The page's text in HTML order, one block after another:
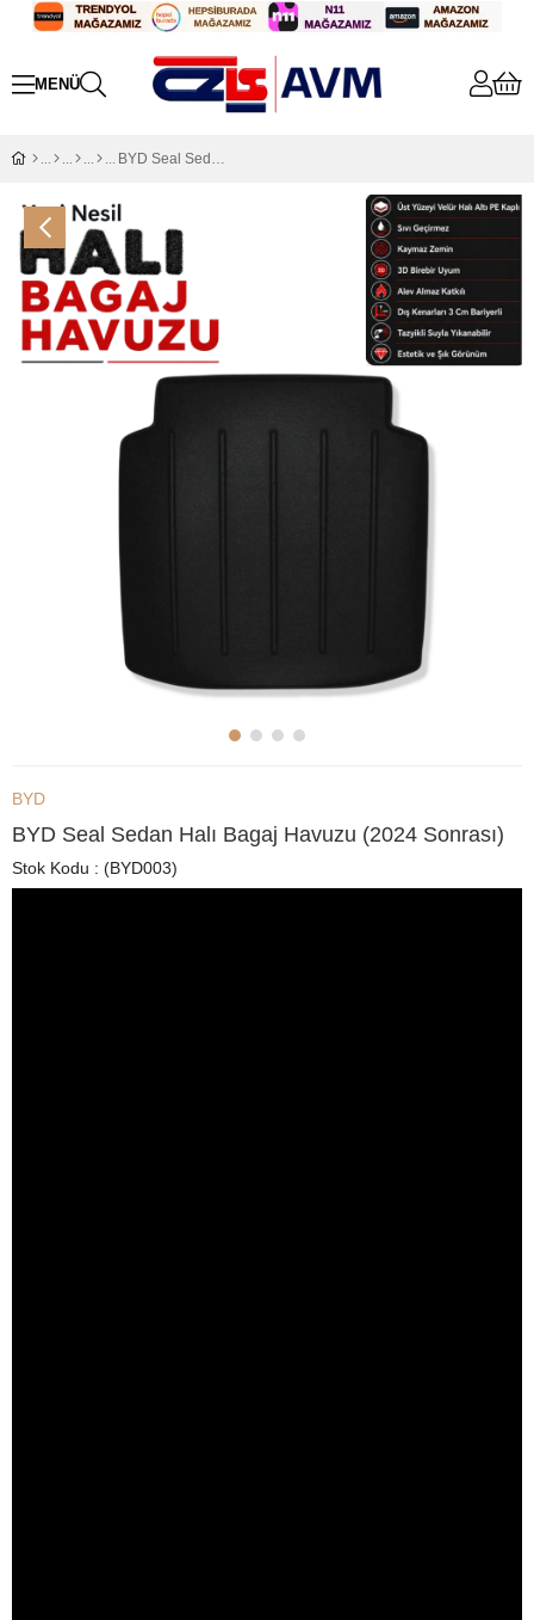
BYD Seal Sedan Halı Bagaj Havuzu (2024 Sonrası)
BYD
BYD Seal Sedan Halı Bagaj Havuzu (2024 Sonrası)
Stok Kodu (BYD003)